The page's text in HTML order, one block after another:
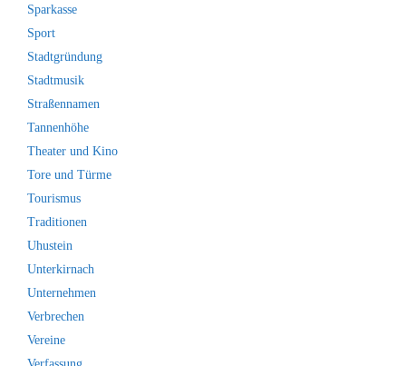
Sparkasse
Sport
Stadtgründung
Stadtmusik
Straßennamen
Tannenhöhe
Theater und Kino
Tore und Türme
Tourismus
Traditionen
Uhustein
Unterkirnach
Unternehmen
Verbrechen
Vereine